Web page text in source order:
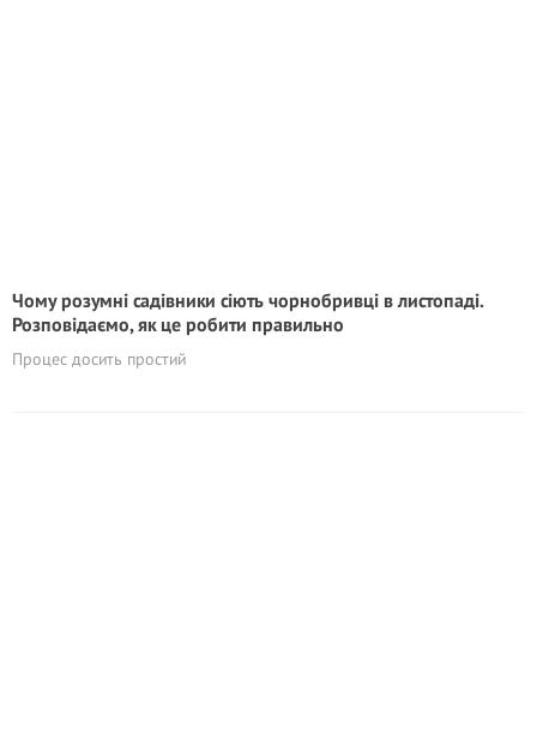
Чому розумні садівники сіють чорнобривці в листопаді.
Розповідаємо, як це робити правильно
Процес досить простий